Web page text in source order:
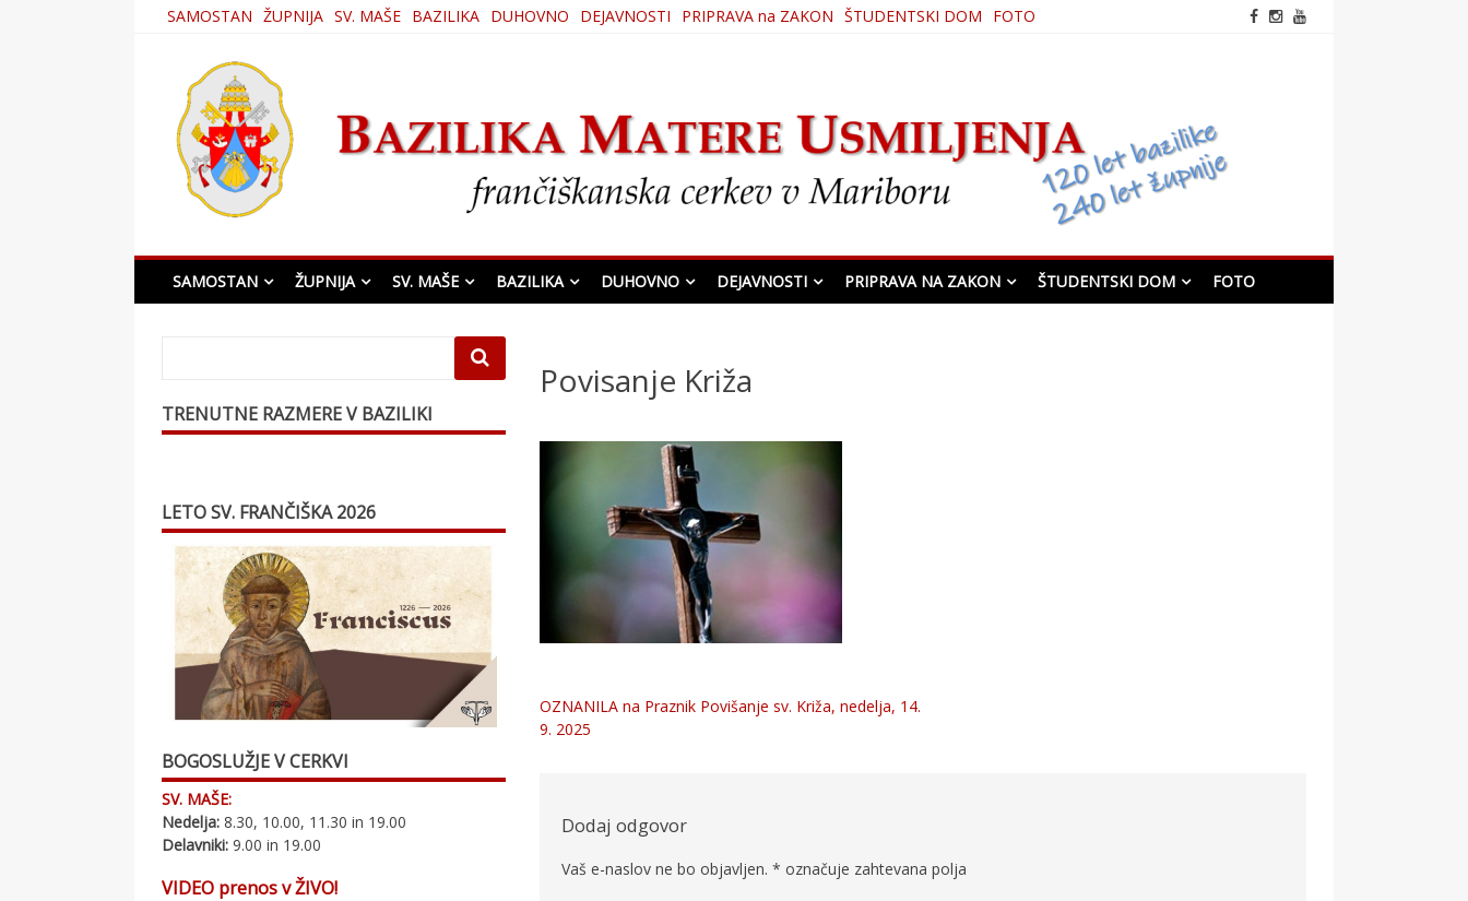
SAMOSTAN ŽUPNIJA SV. MAŠE BAZILIKA DUHOVNO DEJAVNOSTI PRIPRAVA na ZAKON ŠTUDENTSKI DOM FOTO
Bazilika Matere Usmiljenja
SAMOSTAN ŽUPNIJA SV. MAŠE BAZILIKA DUHOVNO DEJAVNOSTI PRIPRAVA NA ZAKON ŠTUDENTSKI DOM FOTO
Povisanje Križa
Navigacija
OZNANILA na Praznik Povišanje sv. Križa, nedelja, 14.
9. 2025
Dodaj odgovor
Vaš e-naslov ne bo objavljen. * označuje zahtevana polja
TRENUTNE RAZMERE V BAZILIKI
LETO SV. FRANČIŠKA 2026
BOGOSLUŽJE V CERKVI
SV. MAŠE:
Nedelja: 8.30, 10.00, 11.30 in 19.00
Delavniki: 9.00 in 19.00
VIDEO prenos v ŽIVO!